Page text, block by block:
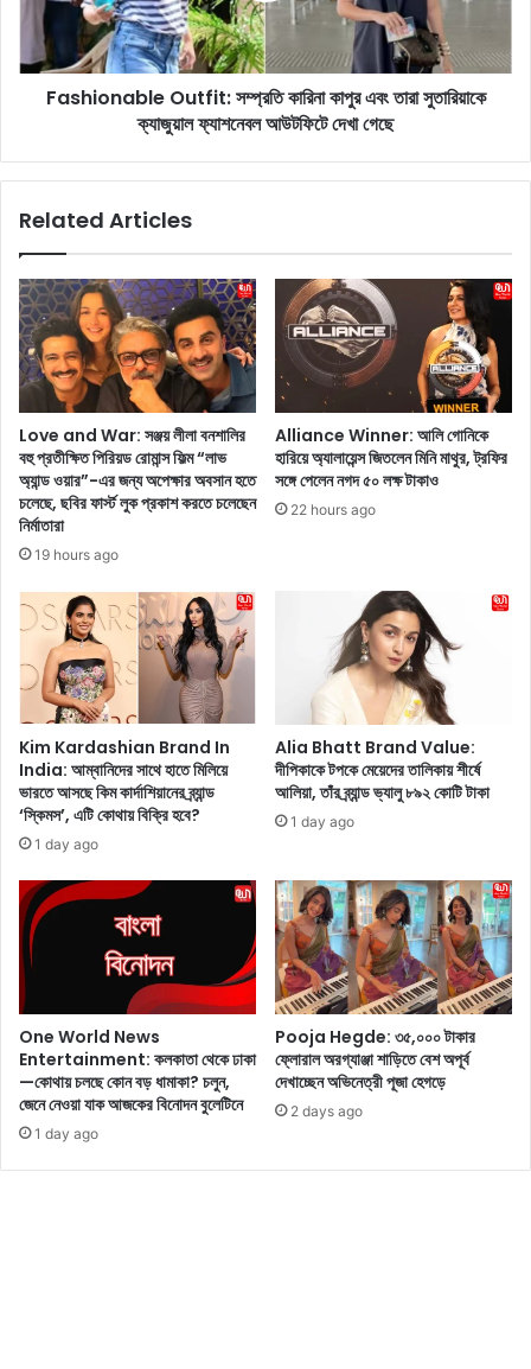
র
ভা
কা
র
তে
র
প
র
এ
বা
র
আ
মে
রি
র
তে
ও
পা
কি
স্তা
ন
কে
হা
লো
এ
সৌ
র
ভ
ত্রা
ভা
ল
b
f
:
স
ম্প্র
তি
কা
না
কা
পু
র
এ
তা
তা
রি
য়া
কে
ক্যা
জু
য়া
ল
শ
নে
ল
উ
ট
ফি
খা
গে
Fashionable Outfit: সম্প্রতি কারিনা কাপুর এবং তারা সুতারিয়াকে
ক্যাজুয়াল ফ্যাশনেবল আউটফিটে দেখা গেছে
Related Articles
Love and War: সঞ্জয় লীলা বনশালির
বহু প্রতীক্ষিত পিরিয়ড রোমান্স ফিল্ম “লাভ
অ্যান্ড ওয়ার”-এর জন্য অপেক্ষার অবসান হতে
চলেছে, ছবির ফার্স্ট লুক প্রকাশ করতে চলেছেন
নির্মাতারা
19 hours ago
Alliance Winner: আলি গোনিকে
হারিয়ে অ্যালায়েন্স জিতলেন মিনি মাথুর, ট্রফির
সঙ্গে পেলেন নগদ ৫০ লক্ষ টাকাও
22 hours ago
Kim Kardashian Brand In
India: আম্বানিদের সাথে হাতে মিলিয়ে
ভারতে আসছে কিম কার্দাশিয়ানের ব্র্যান্ড
‘স্কিমস’, এটি কোথায় বিক্রি হবে?
1 day ago
Alia Bhatt Brand Value:
দীপিকাকে টপকে মেয়েদের তালিকায় শীর্ষে
আলিয়া, তাঁর ব্র্যান্ড ভ্যালু ৮৯২ কোটি টাকা
1 day ago
One World News
Entertainment: কলকাতা থেকে ঢাকা
—কোথায় চলছে কোন বড় ধামাকা? চলুন,
জেনে নেওয়া যাক আজকের বিনোদন বুলেটিনে
1 day ago
Pooja Hegde: ৩৫,০০০ টাকার
ফ্লোরাল অরগ্যাঞ্জা শাড়িতে বেশ অপূর্ব
দেখাচ্ছেন অভিনেত্রী পূজা হেগড়ে
2 days ago